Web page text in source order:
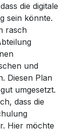
die digitale
sein könnte.
rasch
und
Diesen Plan
umgesetzt.
dass die
Hier möchte